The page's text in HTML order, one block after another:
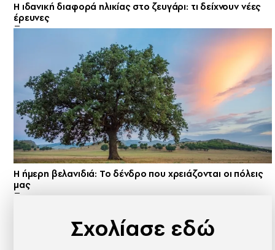
Η ιδανική διαφορά ηλικίας στο ζευγάρι: τι δείχνουν νέες
έρευνες
Η ήμερη βελανιδιά: Το δένδρο που χρειάζονται οι πόλεις
μας
Σχολίασε εδώ